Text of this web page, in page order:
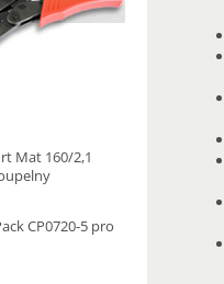
Mat 160/2,1
CP0720-5 pro